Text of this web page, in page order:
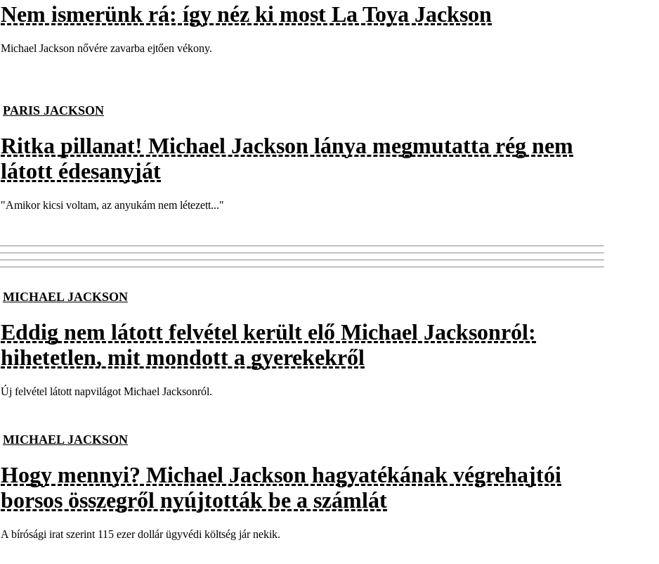
Nem ismerünk rá: így néz ki most La Toya Jackson
Michael Jackson nővére zavarba ejtően vékony.
PARIS JACKSON
Ritka pillanat! Michael Jackson lánya megmutatta rég nem
látott édesanyját
"Amikor kicsi voltam, az anyukám nem létezett..."
MICHAEL JACKSON
Eddig nem látott felvétel került elő Michael Jacksonról:
hihetetlen, mit mondott a gyerekekről
Új felvétel látott napvilágot Michael Jacksonról.
MICHAEL JACKSON
Hogy mennyi? Michael Jackson hagyatékának végrehajtói
borsos összegről nyújtották be a számlát
A bírósági irat szerint 115 ezer dollár ügyvédi költség jár nekik.